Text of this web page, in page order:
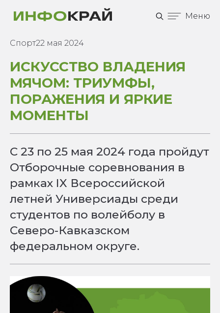
Меню
Спорт22 мая 2024
ИСКУССТВО ВЛАДЕНИЯ
МЯЧОМ: ТРИУМФЫ,
ПОРАЖЕНИЯ И ЯРКИЕ
МОМЕНТЫ
С 23 по 25 мая 2024 года пройдут
Отборочные соревнования в
рамках IX Всероссийской
летней Универсиады среди
студентов по волейболу в
Северо-Кавказском
федеральном округе.